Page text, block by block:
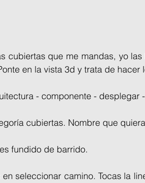
cubiertas que me mandas, yo
en la vista 3d y trata de hacer
- componente - desplegar
cubiertas. Nombre que
fundido de barrido.
seleccionar camino. Tocas la